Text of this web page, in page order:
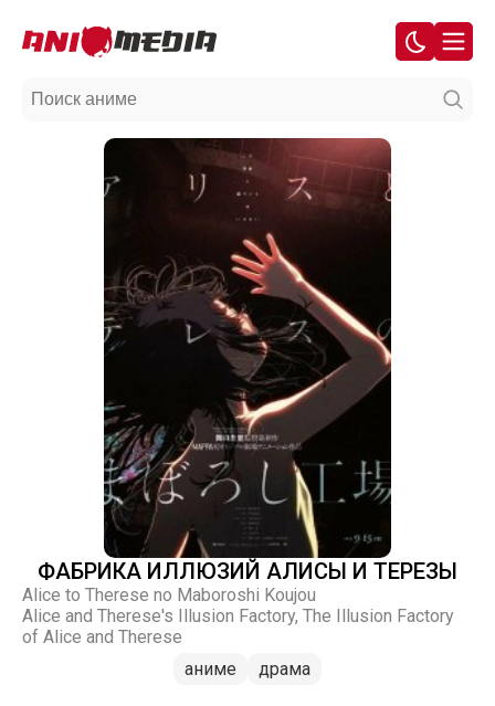
ФАБРИКА ИЛЛЮЗИЙ АЛИСЫ И ТЕРЕЗЫ
Alice to Therese no Maboroshi Koujou
Alice and Therese's Illusion Factory, The Illusion Factory
of Alice and Therese
аниме
драма